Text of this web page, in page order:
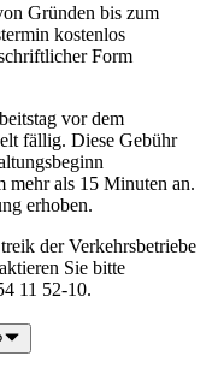
Gründen bis zum
kostenlos
Form
vor dem
fällig. Diese Gebühr
mehr als 15 Minuten an.
erhoben.
der Verkehrsbetriebe
Sie bitte
11 52-10.